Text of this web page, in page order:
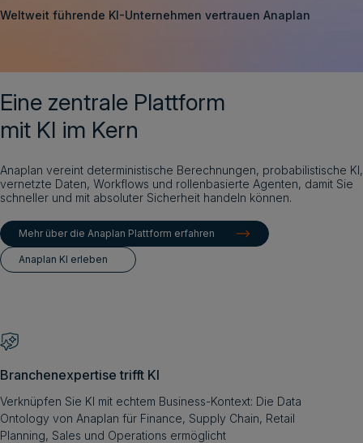
Weltweit führende KI-Unternehmen vertrauen Anaplan
Eine zentrale Plattform
mit KI im Kern
Anaplan vereint deterministische Berechnungen, probabilistische KI,
vernetzte Daten, Workflows und rollenbasierte Agenten, damit Sie
schneller und mit absoluter Sicherheit handeln können.
Mehr über die Anaplan Plattform erfahren
Anaplan KI erleben
Branchenexpertise trifft KI
Verknüpfen Sie KI mit echtem Business-Kontext: Die Data
Ontology von Anaplan für Finance, Supply Chain, Retail
Planning, Sales und Operations ermöglicht